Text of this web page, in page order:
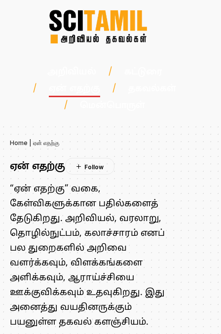
Home |ஏன் எதற்கு
ஏன் எதற்கு
“ஏன் எதற்கு” வகை,
கேள்விகளுக்கான பதில்களைத்
தேடுகிறது. அறிவியல், வரலாறு,
தொழில்நுட்பம், கலாச்சாரம் எனப்
பல துறைகளில் அறிவை
வளர்க்கவும், விளக்கங்களை
அளிக்கவும், ஆராய்ச்சியை
ஊக்குவிக்கவும் உதவுகிறது. இது
அனைத்து வயதினருக்கும்
பயனுள்ள தகவல் களஞ்சியம்.